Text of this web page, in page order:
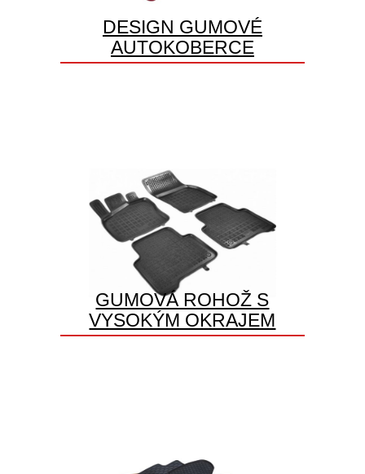
DESIGN GUMOVÉ
AUTOKOBERCE
GUMOVÁ ROHOŽ S
VYSOKÝM OKRAJEM